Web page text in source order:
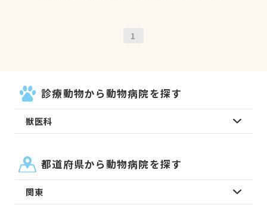
1
診療動物から動物病院を探す
獣医科
都道府県から動物病院を探す
関東